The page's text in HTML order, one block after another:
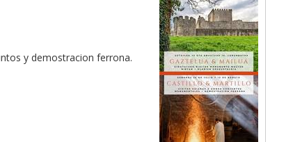
y demostracion ferrona.